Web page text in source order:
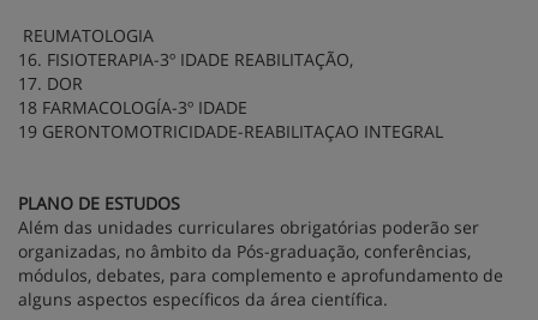
REUMATOLOGIA
16. FISIOTERAPIA-3º IDADE REABILITAÇÃO,
17. DOR
18 FARMACOLOGÍA-3º IDADE
19 GERONTOMOTRICIDADE-REABILITAÇAO INTEGRAL
PLANO DE ESTUDOS
Além das unidades curriculares obrigatórias poderão ser
organizadas, no âmbito da Pós-graduação, conferências,
módulos, debates, para complemento e aprofundamento de
alguns aspectos específicos da área científica.